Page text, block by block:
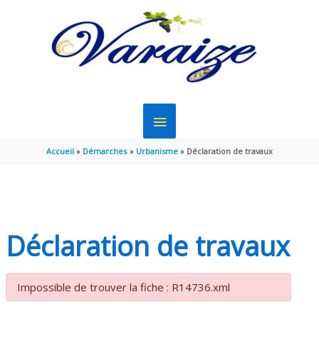
MENU
PRINCIPAL
Accueil Démarches Urbanisme Déclaration de travaux
Déclaration de travaux
Impossible de trouver la fiche : R14736.xml